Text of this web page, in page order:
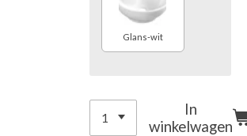
Glans-wit
In
winkelwagen